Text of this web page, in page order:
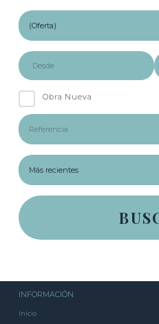
Obra Nueva
INFORMACIÓN
Inicio